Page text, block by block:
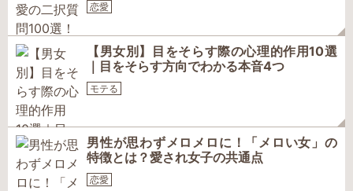
恋愛
【男女別】目をそらす際の心理的作用10選
｜目をそらす方向でわかる本音4つ
モテる
男性が思わずメロメロに！「メロい女」の
特徴とは？愛され女子の共通点
恋愛